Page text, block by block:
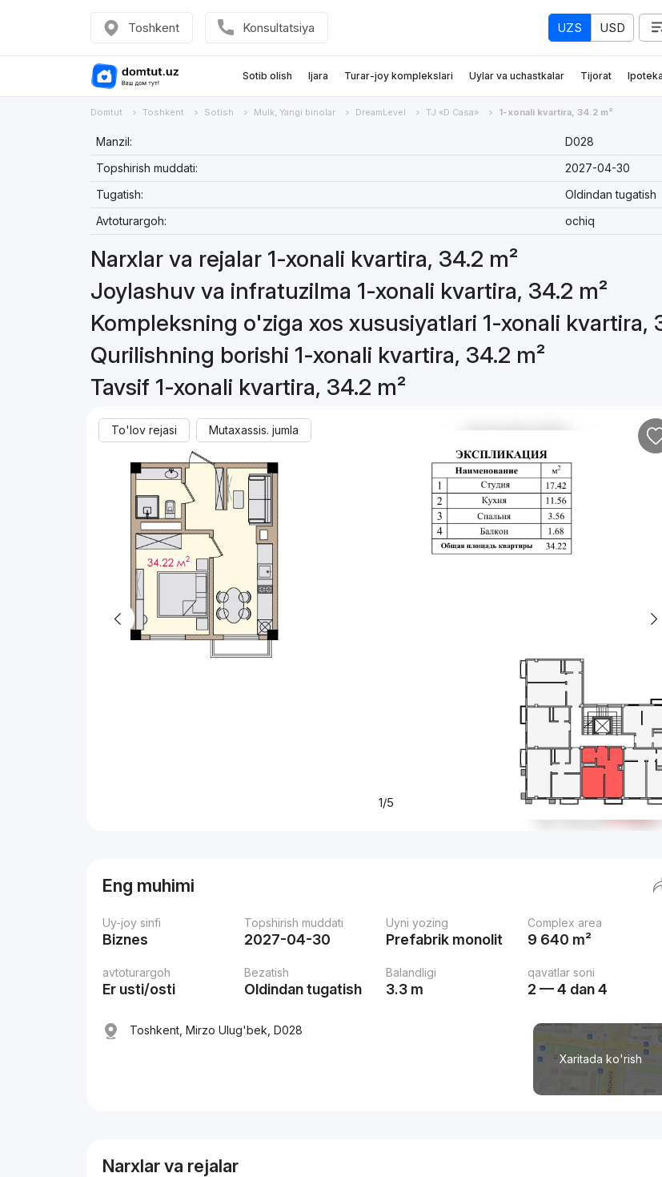
Toshkent Konsultatsiya UZS USD
Sotib olish Ijara Turar-joy komplekslari Uylar va uchastkalar Tijorat Ipoteka
Domtut Toshkent Sotish Mulk, Yangi binolar DreamLevel TJ «D Casa» 1-xonali kvartira, 34.2 m²
Manzil:
D028
Topshirish muddati:
2027-04-30
Tugatish:
Oldindan tugatish
Avtoturargoh:
ochiq
Narxlar va rejalar 1-xonali kvartira, 34.2 m²
Joylashuv va infratuzilma 1-xonali kvartira, 34.2 m²
Kompleksning o'ziga xos xususiyatlari 1-xonali kvartira,
Qurilishning borishi 1-xonali kvartira, 34.2 m²
Tavsif 1-xonali kvartira, 34.2 m²
To'lov rejasi Mutaxassis. jumla
1/5
Eng muhimi
Uy-joy sinfi
Biznes
Topshirish muddati
2027-04-30
Uyni yozing
Prefabrik monolit
Complex area
9 640 m²
avtoturargoh
Er usti/osti
Bezatish
Oldindan tugatish
Balandligi
3.3 m
qavatlar soni
2 — 4 dan 4
Xaritada ko'rish
Toshkent, Mirzo Ulug'bek, D028
Narxlar va rejalar